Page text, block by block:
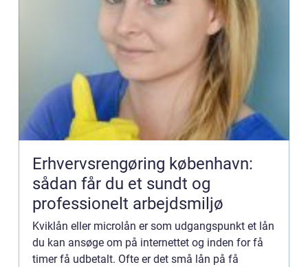
Erhvervsrengøring københavn:
sådan får du et sundt og
professionelt arbejdsmiljø
Kviklån eller microlån er som udgangspunkt et lån
du kan ansøge om på internettet og inden for få
timer få udbetalt. Ofte er det små lån på få